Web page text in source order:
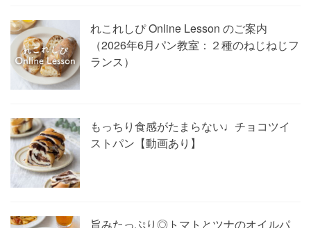
れこれしぴ Online Lesson のご案内
（2026年6月パン教室：２種のねじねじフ
ランス）
もっちり食感がたまらない♩チョコツイ
ストパン【動画あり】
旨みたっぷり◎トマトとツナのオイルパ